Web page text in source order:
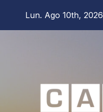
Lun. Ago 10th, 2026